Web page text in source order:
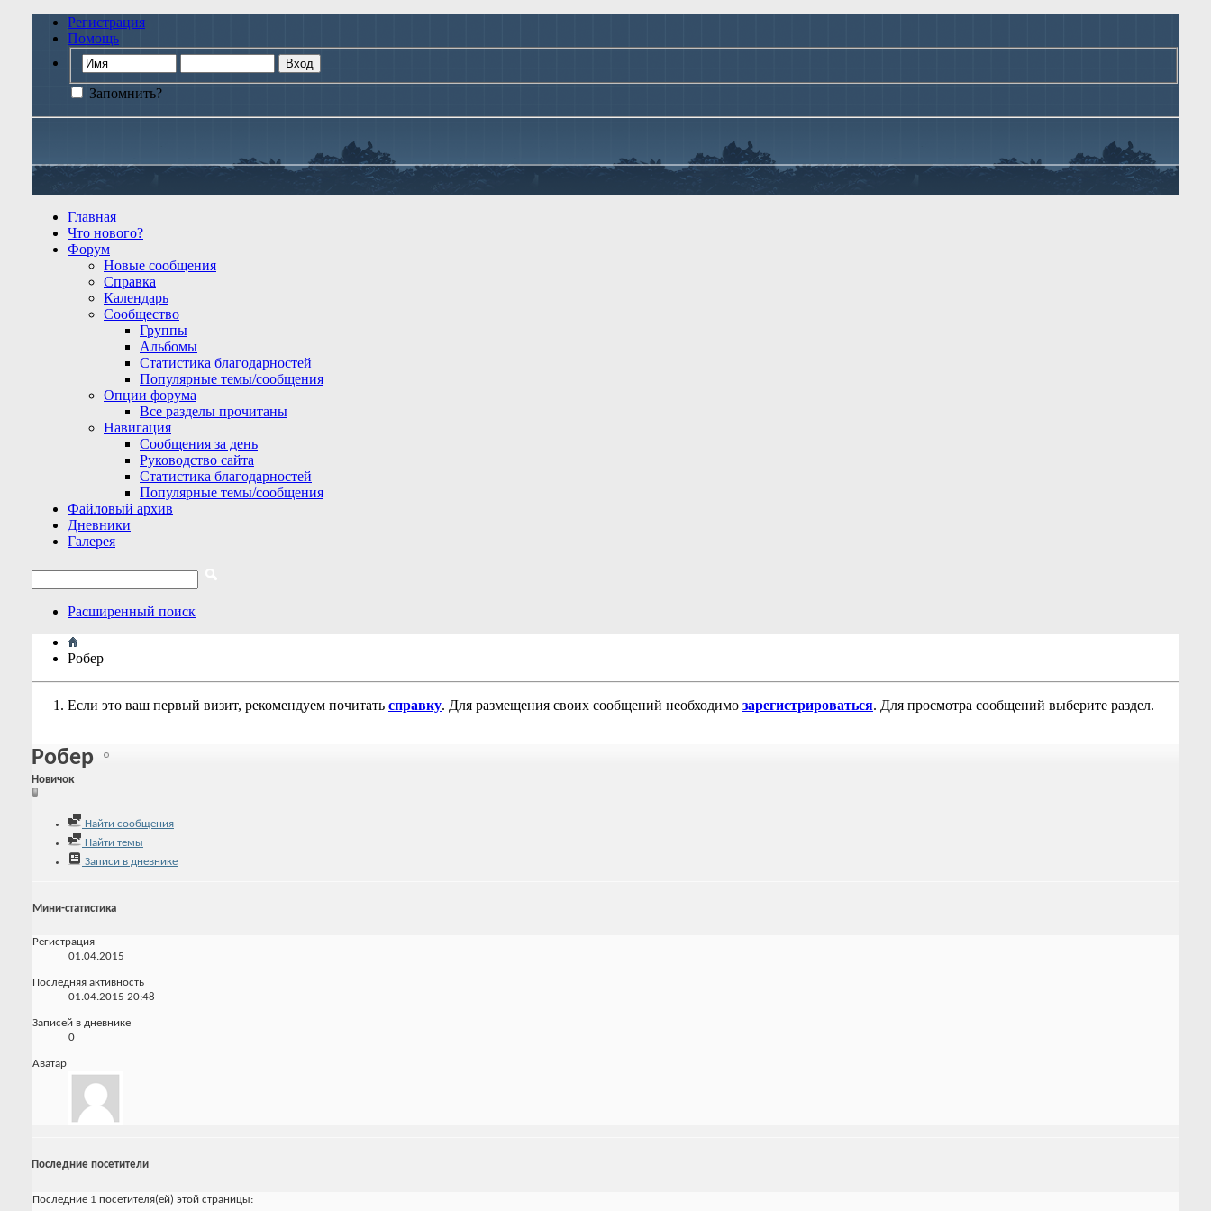
Регистрация
Помощь
Запомнить?
Главная
Что нового?
Форум
Новые сообщения
Справка
Календарь
Сообщество
Группы
Альбомы
Статистика благодарностей
Популярные темы/сообщения
Опции форума
Все разделы прочитаны
Навигация
Сообщения за день
Руководство сайта
Статистика благодарностей
Популярные темы/сообщения
Файловый архив
Дневники
Галерея
Расширенный поиск
Робер
Если это ваш первый визит, рекомендуем почитать справку. Для размещения своих сообщений необходимо зарегистрироваться. Для просмотра сообщений выберите раздел.
Робер
Новичок
Найти сообщения
Найти темы
Записи в дневнике
Мини-статистика
Регистрация
01.04.2015
Последняя активность
01.04.2015 20:48
Записей в дневнике
0
Аватар
Последние посетители
Последние 1 посетителя(ей) этой страницы: